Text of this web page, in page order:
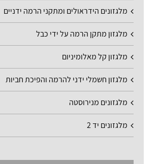
מלגזונים הידראולים ומתקני הרמה ידניים
מלגזון מתקן הרמה על ידי כבל
מלגזון קל מאלומיניום
מלגזון חשמלי ידני להרמה והפיכת חביות
מלגזונים מנירוסטה
מלגזונים יד 2